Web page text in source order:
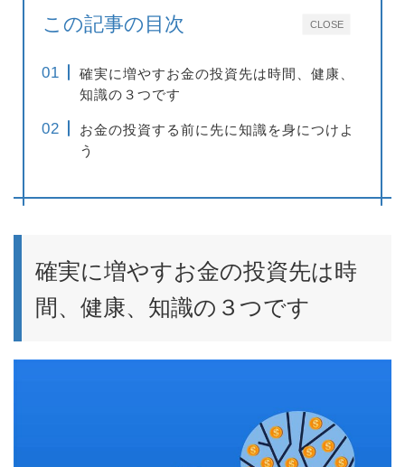
CLOSE
この記事の目次
確実に増やすお金の投資先は時間、健康、
知識の３つです
お金の投資する前に先に知識を身につけよ
う
確実に増やすお金の投資先は時
間、健康、知識の３つです